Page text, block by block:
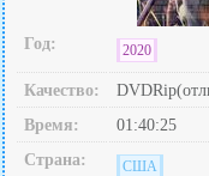
Год: 2020
Качество:
Время:
01:40:25
Страна:
США